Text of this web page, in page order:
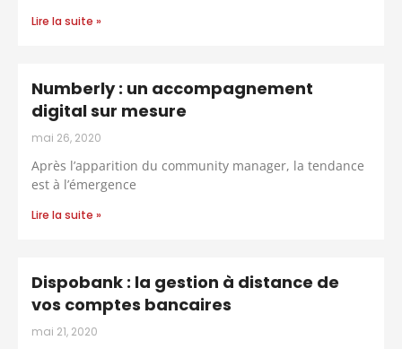
Lire la suite »
Numberly : un accompagnement
digital sur mesure
mai 26, 2020
Après l’apparition du community manager, la tendance
est à l’émergence
Lire la suite »
Dispobank : la gestion à distance de
vos comptes bancaires
mai 21, 2020